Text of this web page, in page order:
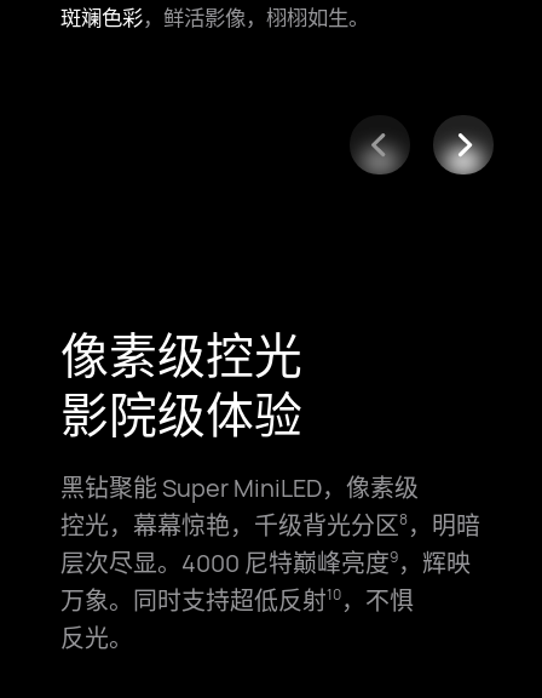
斑斓色彩，鲜活影像，栩栩如生。
像素级控光
影院级体验
黑钻聚能 Super MiniLED，像素级
控光， 幕幕惊艳，千级背光分⁠区8，明暗
层次尽显。 4000 尼特巅峰亮度9，辉映
万象。同时支持超低反射10，不惧
反光。